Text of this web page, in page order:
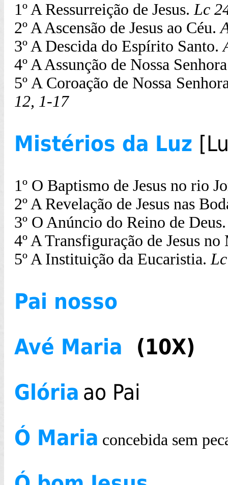
1º A Ressurreição de Jesus.Lc
2º A Ascensão de Jesus ao Céu.
3º A Descida do Espírito Santo.
4º A Assunção de Nossa
5º A Coroação de Nossa
12, 1-17
Mistérios da Luz
1º O Baptismo de Jesus no rio
2º A Revelação de Jesus nas
3º O Anúncio do Reino de
4º A Transfiguração de Jesus
5º A Instituição da Eucaristia.
Pai nosso
Avé Maria
(10X)
Glória ao Pai
Ó Maria concebida sem